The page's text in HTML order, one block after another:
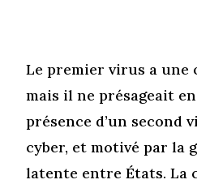
Le premier virus a une
mais il ne présageait
présence d’un second
cyber, et motivé par la
latente entre États. La